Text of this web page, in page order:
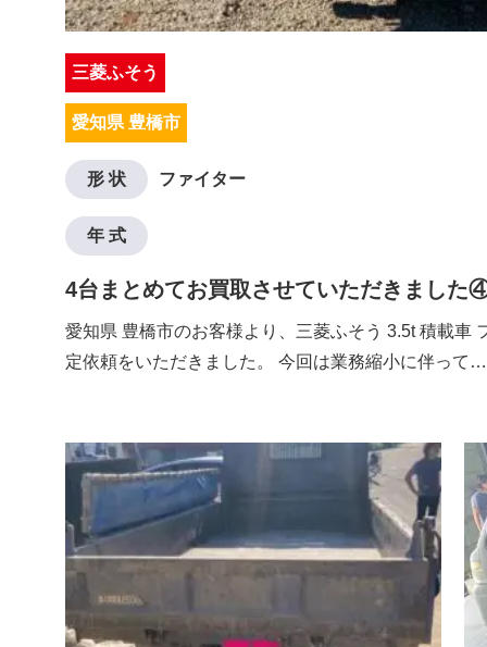
三菱ふそう
愛知県 豊橋市
形 状 ファイター
年 式
4台まとめてお買取させていただきました
愛知県 豊橋市のお客様より、三菱ふそう 3.5t 積載車
定依頼をいただきました。 今回は業務縮小に伴って…